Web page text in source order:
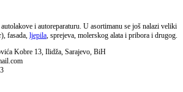
i autoreparaturu. U asortimanu se još nalazi veliki
fasada, ljepila, sprejeva, molerskog alata i pribora i drugog.
Kobre 13, Ilidža, Sarajevo, BiH